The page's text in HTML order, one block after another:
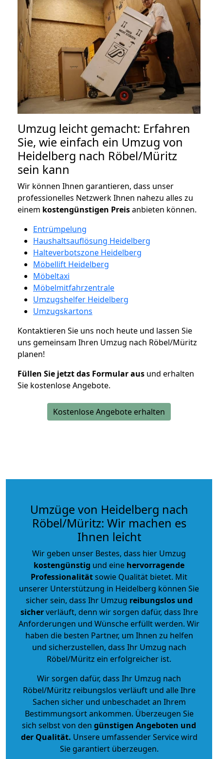
Umzug leicht gemacht: Erfahren
Sie, wie einfach ein Umzug von
Heidelberg nach Röbel/Müritz
sein kann
Wir können Ihnen garantieren, dass unser
professionelles Netzwerk Ihnen nahezu alles zu
einem kostengünstigen Preisanbieten können.
Entrümpelung
Haushaltsauflösung Heidelberg
Halteverbotszone Heidelberg
Möbellift Heidelberg
Möbeltaxi
Möbelmitfahrzentrale
Umzugshelfer Heidelberg
Umzugskartons
Kontaktieren Sie uns noch heute und lassen Sie
uns gemeinsam Ihren Umzug nach Röbel/Müritz
planen!
Füllen Sie jetzt das Formular aus und erhalten
Sie kostenlose Angebote.
Kostenlose Angebote erhalten
Umzüge von Heidelberg nach
Röbel/Müritz: Wir machen es
Ihnen leicht
Wir geben unser Bestes, dass hier Umzug
kostengünstig und eine hervorragende
Professionalitätsowie Qualität bietet. Mit
unserer Unterstützung in Heidelberg können Sie
sicher sein, dass Ihr Umzug reibungslos und
sicherverläuft, denn wir sorgen dafür, dass Ihre
Anforderungen und Wünsche erfüllt werden. Wir
haben die besten Partner, um Ihnen zu helfen
und sicherzustellen, dass Ihr Umzug nach
Röbel/Müritz ein erfolgreicher ist.
Wir sorgen dafür, dass Ihr Umzug nach
Röbel/Müritz reibungslos verläuft und alle Ihre
Sachen sicher und unbeschadet an Ihrem
Bestimmungsort ankommen. Überzeugen Sie
sich selbst von den günstigen Angeboten und
der Qualität. Unsere umfassender Service wird
Sie garantiert überzeugen.